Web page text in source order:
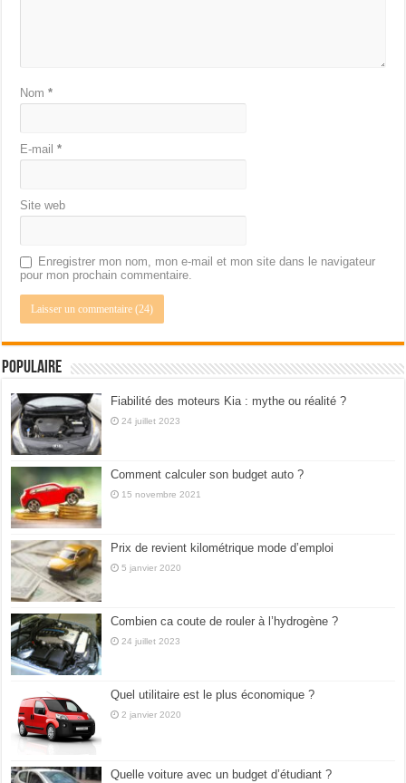
Nom*
E-mail*
Site web
Enregistrer mon nom, mon e-mail et mon site dans le navigateur
pour mon prochain commentaire.
Populaire
Fiabilité des moteurs Kia : mythe ou réalité ?
24 juillet 2023
Comment calculer son budget auto ?
15 novembre 2021
Prix de revient kilométrique mode d’emploi
5 janvier 2020
Combien ca coute de rouler à l’hydrogène ?
24 juillet 2023
Quel utilitaire est le plus économique ?
2 janvier 2020
Quelle voiture avec un budget d’étudiant ?